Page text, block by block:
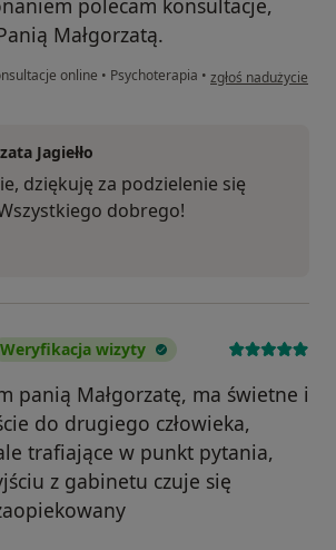
Małgorzatą.
online • Psychoterapia • w opinii
zgłoś nadużycie
Jagiełło
dziękuję za podzielenie się
dobrego!
Weryfikacja wizyty
panią Małgorzatę, ma świetne i
do drugiego człowieka,
trafiające w punkt pytania,
z gabinetu czuje się